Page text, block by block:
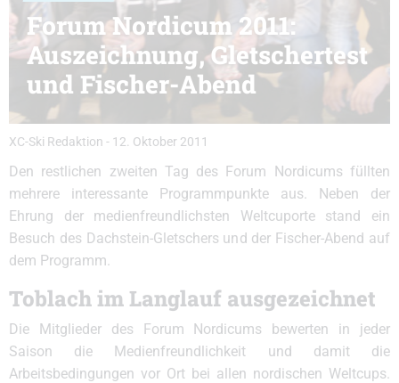
Forum Nordicum 2011:
Auszeichnung, Gletschertest
und Fischer-Abend
XC-Ski Redaktion - 12. Oktober 2011
Den restlichen zweiten Tag des Forum Nordicums füllten
mehrere interessante Programmpunkte aus. Neben der
Ehrung der medienfreundlichsten Weltcuporte stand ein
Besuch des Dachstein-Gletschers und der Fischer-Abend auf
dem Programm.
Toblach im Langlauf ausgezeichnet
Die Mitglieder des Forum Nordicums bewerten in jeder
Saison die Medienfreundlichkeit und damit die
Arbeitsbedingungen vor Ort bei allen nordischen Weltcups.